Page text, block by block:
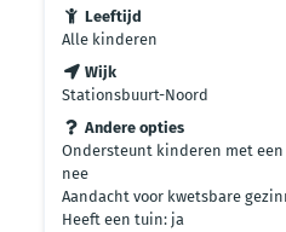
Leeftijd
Alle kinderen
Wijk
Stationsbuurt-Noord
Andere opties
Ondersteunt kinderen met
nee
Aandacht voor kwetsbare
Heeft een tuin: ja